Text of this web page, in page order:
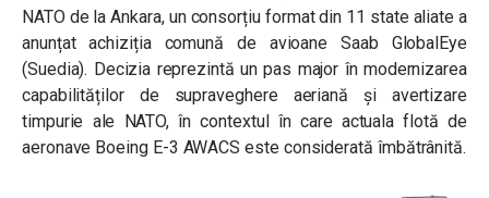
NATO de la Ankara, un consorțiu format din 11 state aliate a
anunțat achiziția comună de avioane Saab GlobalEye
(Suedia). Decizia reprezintă un pas major în modernizarea
capabilităților de supraveghere aeriană și avertizare
timpurie ale NATO, în contextul în care actuala flotă de
aeronave Boeing E-3 AWACS este considerată îmbătrânită.